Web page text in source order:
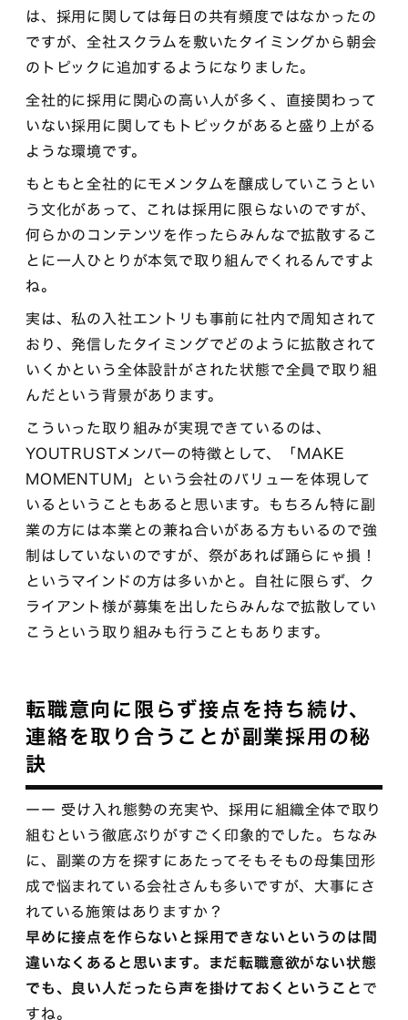
は、採用に関しては毎日の共有頻度ではなかったの
ですが、全社スクラムを敷いたタイミングから朝会
のトピックに追加するようになりました。
全社的に採用に関心の高い人が多く、直接関わって
いない採用に関してもトピックがあると盛り上がる
ような環境です。
もともと全社的にモメンタムを醸成していこうとい
う文化があって、これは採用に限らないのですが、
何らかのコンテンツを作ったらみんなで拡散するこ
とに一人ひとりが本気で取り組んでくれるんですよ
ね。
実は、私の入社エントリも事前に社内で周知されて
おり、発信したタイミングでどのように拡散されて
いくかという全体設計がされた状態で全員で取り組
んだという背景があります。
こういった取り組みが実現できているのは、
YOUTRUSTメンバーの特徴として、「MAKE
MOMENTUM」という会社のバリューを体現して
いるということもあると思います。もちろん特に副
業の方には本業との兼ね合いがある方もいるので強
制はしていないのですが、祭があれば踊らにゃ損！
というマインドの方は多いかと。自社に限らず、ク
ライアント様が募集を出したらみんなで拡散してい
こうという取り組みも行うこともあります。
転職意向に限らず接点を持ち続け、
連絡を取り合うことが副業採用の秘
訣
ーー 受け入れ態勢の充実や、採用に組織全体で取り
組むという徹底ぶりがすごく印象的でした。ちなみ
に、副業の方を探すにあたってそもそもの母集団形
成で悩まれている会社さんも多いですが、大事にさ
れている施策はありますか？
早めに接点を作らないと採用できないというのは間
違いなくあると思います。まだ転職意欲がない状態
でも、良い人だったら声を掛けておくということで
すね。